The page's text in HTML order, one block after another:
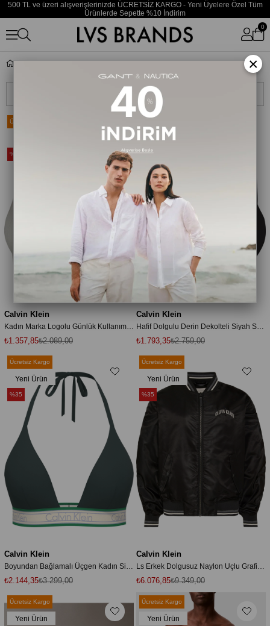
500 TL ve üzeri alışverişlerinizde ÜCRETSİZ KARGO - Yeni Üyelere Özel Tüm
Ürünlerde Sepette %10 İndirim
0
Calvin Klein
₺1.357,85₺2.089,00
Ücretsiz Kargo
%35
Calvin Klein
₺1.793,35₺2.759,00
Yeni Ürün
%35
Calvin Klein
Boyundan Bağlamalı Üçgen Kadın Siyah Bikini Üstü
₺2.144,35₺3.299,00
Ücretsiz Kargo
Yeni Ürün
%35
Calvin Klein
Ls Erkek Dolgusuz Naylon Uçlu Grafik Siyah Ceket
₺6.076,85₺9.349,00
Ücretsiz Kargo
Yeni Ürün
%35
Ücretsiz Kargo
Yeni Ürün
Ücretsiz Kargo
Yeni Ürün
×